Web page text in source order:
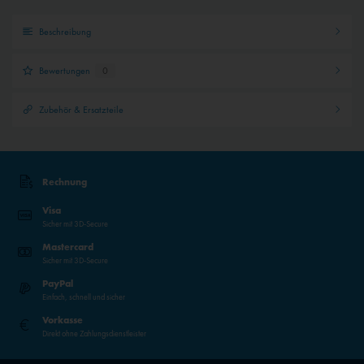
Beschreibung
Bewertungen 0
Zubehör & Ersatzteile
Rechnung
Visa
Sicher mit 3D-Secure
Mastercard
Sicher mit 3D-Secure
PayPal
Einfach, schnell und sicher
Vorkasse
Direkt ohne Zahlungsdienstleister